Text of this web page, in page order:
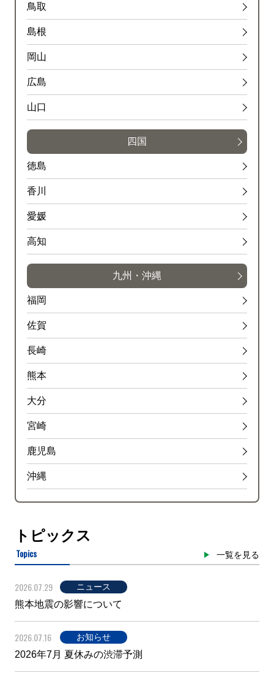
鳥取
島根
岡山
広島
山口
四国
徳島
香川
愛媛
高知
九州・沖縄
福岡
佐賀
長崎
熊本
大分
宮崎
鹿児島
沖縄
トピックス
Topics 一覧を見る
2026.07.29 ニュース
熊本地震の影響について
2026.07.16 お知らせ
2026年7月 夏休みの渋滞予測